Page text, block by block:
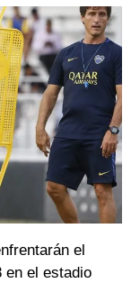
el
en el estadio